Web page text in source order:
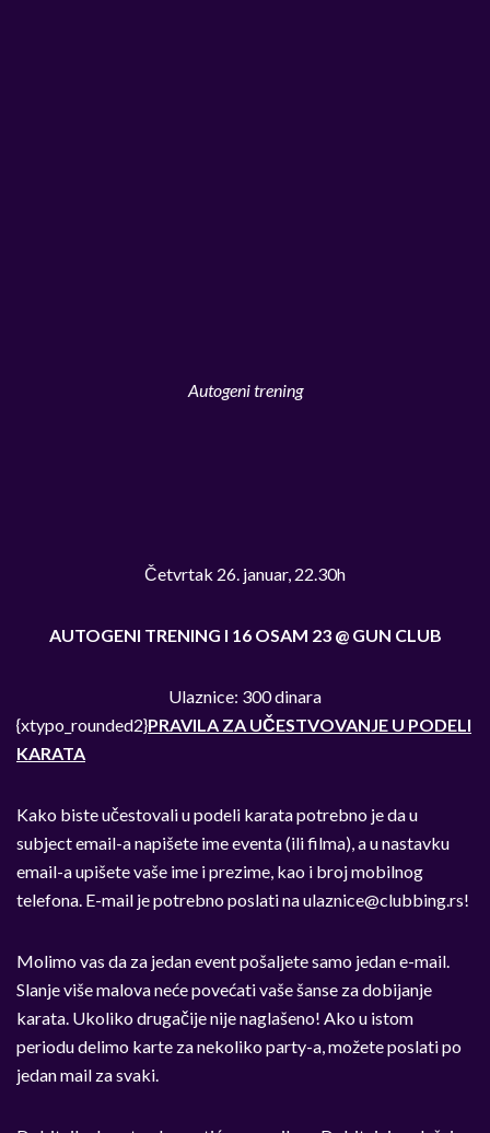
Autogeni trening
Četvrtak 26. januar, 22.30h
AUTOGENI TRENING I 16 OSAM 23 @ GUN CLUB
Ulaznice: 300 dinara
{xtypo_rounded2}PRAVILA ZA UČESTVOVANJE U PODELI
KARATA
Kako biste učestovali u podeli karata potrebno je da u
subject email-a napišete ime eventa (ili filma), a u nastavku
email-a upišete vaše ime i prezime, kao i broj mobilnog
telefona. E-mail je potrebno poslati naulaznice@clubbing.rs!
Molimo vas da za jedan event pošaljete samo jedan e-mail.
Slanje više malova neće povećati vaše šanse za dobijanje
karata. Ukoliko drugačije nije naglašeno! Ako u istom
periodu delimo karte za nekoliko party-a, možete poslati po
jedan mail za svaki.